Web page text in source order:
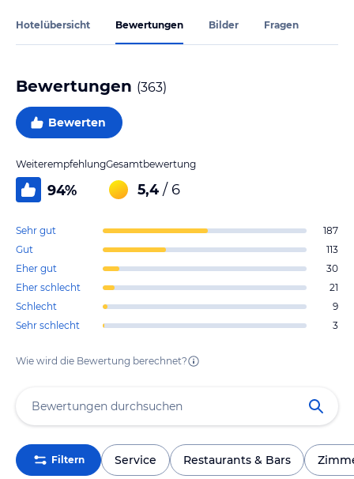
Hotelübersicht Bewertungen Bilder Fragen
Bewertungen (363)
Bewerten
Weiterempfehlung
94%
Gesamtbewertung
5,4 / 6
Sehr gut
187
Gut
113
Eher gut
30
Eher schlecht
21
Schlecht
9
Sehr schlecht
3
Wie wird die Bewertung berechnet?
Filtern Service Restaurants & Bars